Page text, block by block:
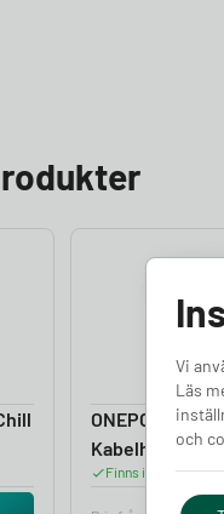
ONEPOLE PRO
Kabelhållare
Finns i lager
Vi
Läs
och